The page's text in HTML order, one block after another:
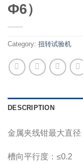
Ф6）
Category: 扭转试验机
DESCRIPTION
金属夹线钳最大直
槽向平行度：≤0.2